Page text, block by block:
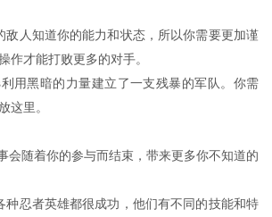
敌人知道你的能力和状态，所以你需要更加谨
作才能打败更多的对手。
用黑暗的力量建立了一支残暴的军队。你需
这里。
会随着你的参与而结束，带来更多你不知道的
种忍者英雄都很成功，他们有不同的技能和特